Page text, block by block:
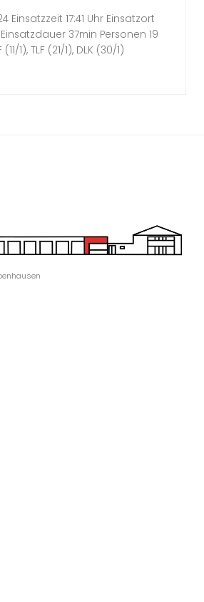
Einsatzzeit 17:41 Uhr Einsatzort
37min Personen 19
1), TLF (21/1), DLK (30/1)